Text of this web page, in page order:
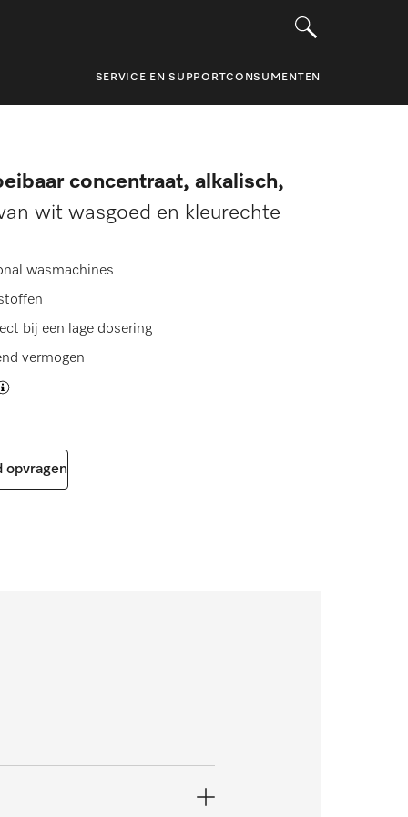
SERVICE EN SUPPORTCONSUMENTEN
concentraat, alkalisch,
wit wasgoed en kleurechte
wasmachines
bij een lage dosering
vermogen
opvragen